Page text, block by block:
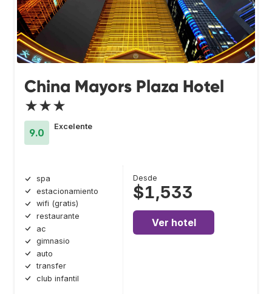
China Mayors Plaza Hotel
★★★
9.0
Excelente
spa
estacionamiento
wifi (gratis)
restaurante
ac
gimnasio
auto
transfer
club infantil
Desde
$1,533
Ver hotel